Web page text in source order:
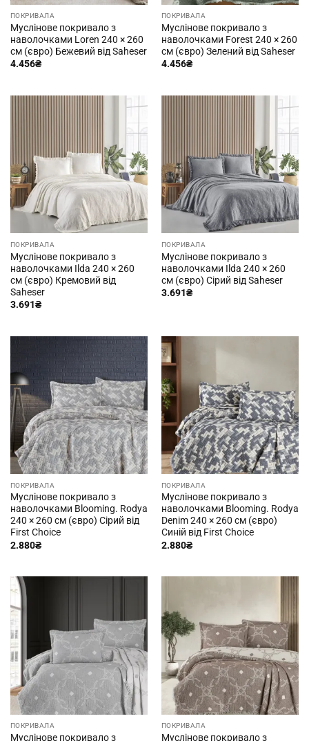
ПОКРИВАЛА
Муслінове покривало з
наволочками Loren 240 × 260
см (євро) Бежевий від Saheser
4.456₴
ПОКРИВАЛА
Муслінове покривало з
наволочками Forest 240 × 260
см (євро) Зелений від Saheser
4.456₴
ПОКРИВАЛА
Муслінове покривало з
наволочками Ilda 240 × 260
см (євро) Кремовий від
Saheser
3.691₴
ПОКРИВАЛА
Муслінове покривало з
наволочками Ilda 240 × 260
см (євро) Сірий від Saheser
3.691₴
ПОКРИВАЛА
Муслінове покривало з
наволочками Blooming. Rodya
240 × 260 см (євро) Сірий від
First Choice
2.880₴
ПОКРИВАЛА
Муслінове покривало з
наволочками Blooming. Rodya
Denim 240 × 260 см (євро)
Синій від First Choice
2.880₴
ПОКРИВАЛА
Муслінове покривало з
ПОКРИВАЛА
Муслінове покривало з